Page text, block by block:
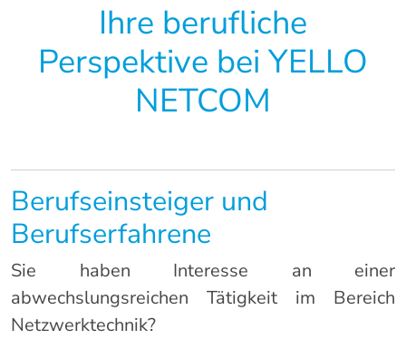
Ihre berufliche
Perspektive bei YELLO
NETCOM
Berufseinsteiger und
Berufserfahrene
Sie haben Interesse an einer
abwechslungsreichen Tätigkeit im Bereich
Netzwerktechnik?